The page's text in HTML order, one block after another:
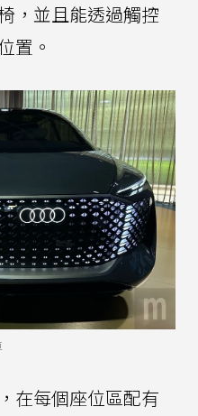
，並且能透過觸控
置。
在每個座位區配有